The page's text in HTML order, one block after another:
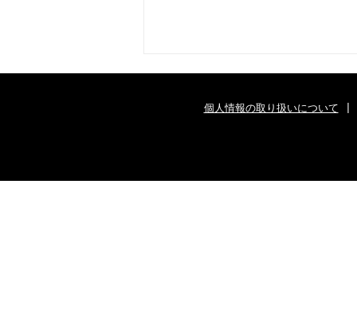
個人情報の取り扱いについて